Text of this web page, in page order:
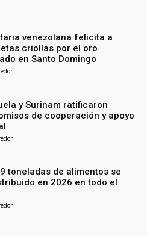
venezolana felicita a
criollas por el oro
en Santo Domingo
y Surinam ratificaron
de cooperación y apoyo
toneladas de alimentos se
en 2026 en todo el